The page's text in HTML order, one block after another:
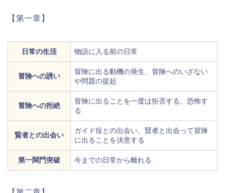
【第一章】
日常の生活 物語に入る前の日常
冒険への誘い
冒険に出る動機の発生、冒険へのいざない
や問題の提起
冒険への拒絶
冒険に出ることを一度は拒否する、恐怖す
る
賢者との出会い
ガイド役との出会い、賢者と出会って冒険
に出ることを決意する
第一関門突破 今までの日常から離れる